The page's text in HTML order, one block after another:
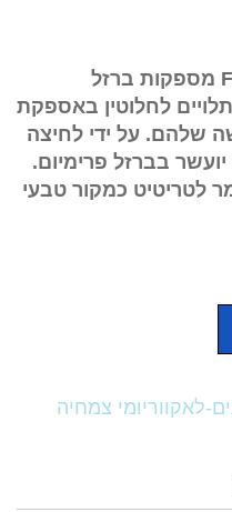
מספקות ברזל
לחלוטין באספקת
שלהם. על ידי לחיצה
בברזל פרימיום.
לטריטיט כמקור טבעי
לאקווריומי צמחיה